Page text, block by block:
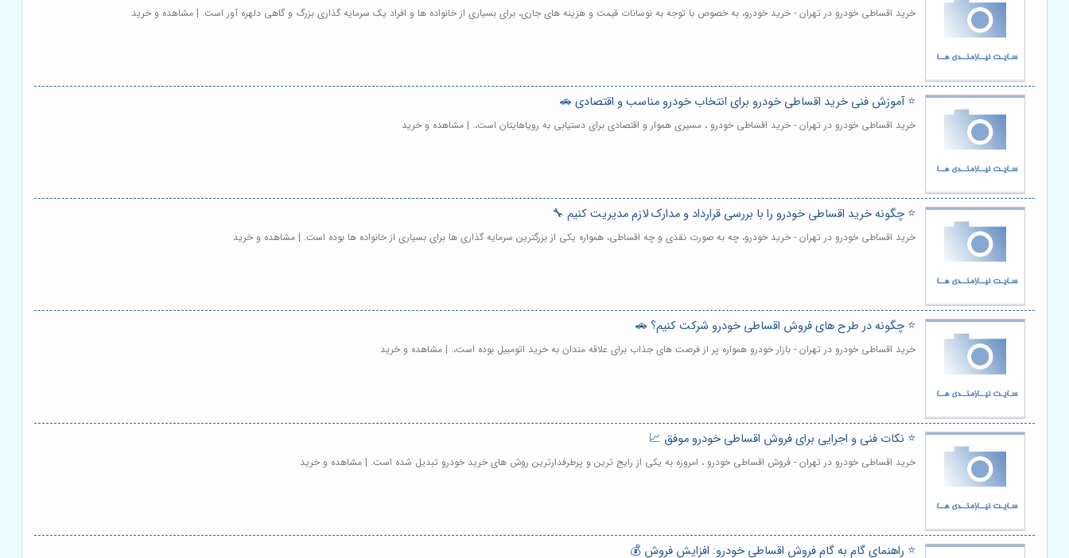
خرید اقساطی خودرو در تهران - خرید خودرو، به خصوص با توجه به نوسانات قیمت و هزینه های جاری، برای بسیاری از خانواده ها و افراد یک سرمایه گذاری بزرگ و گاهی دلهره آور است. | مشاهده و خرید
⭐️ آموزش فنی خرید اقساطی خودرو برای انتخاب خودرو مناسب و اقتصادی 🚗
خرید اقساطی خودرو در تهران - خرید اقساطی خودرو ، مسیری هموار و اقتصادی برای دستیابی به رویاهایتان است،. | مشاهده و خرید
⭐️ چگونه خرید اقساطی خودرو را با بررسی قرارداد و مدارک لازم مدیریت کنیم 🔧
خرید اقساطی خودرو در تهران - خرید خودرو، چه به صورت نقدی و چه اقساطی، همواره یکی از بزرگترین سرمایه گذاری ها برای بسیاری از خانواده ها بوده است. | مشاهده و خرید
⭐️ چگونه در طرح های فروش اقساطی خودرو شرکت کنیم؟ 🚗
خرید اقساطی خودرو در تهران - بازار خودرو همواره پر از فرصت های جذاب برای علاقه مندان به خرید اتومبیل بوده است،. | مشاهده و خرید
⭐️ نکات فنی و اجرایی برای فروش اقساطی خودرو موفق 📈
خرید اقساطی خودرو در تهران - فروش اقساطی خودرو ، امروزه به یکی از رایج ترین و پرطرفدارترین روش های خرید خودرو تبدیل شده است. | مشاهده و خرید
⭐️ راهنمای گام به گام فروش اقساطی خودرو: افزایش فروش 💰